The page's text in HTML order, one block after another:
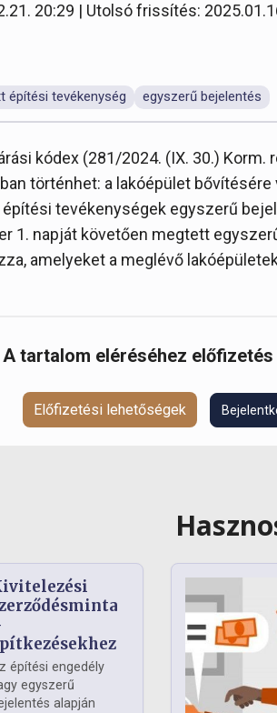
20:29 | Utolsó frissítés:
építési tevékenység egyszerű bejelentés
kódex (281/2024. (IX. 30.) Korm.
történhet: a lakóépület bővítésére
tevékenységek egyszerű
1. napját követően megtett
amelyeket a meglévő
A tartalom eléréséhez
Előfizetési lehetőségek
építési engedély
egyszerű
alapján